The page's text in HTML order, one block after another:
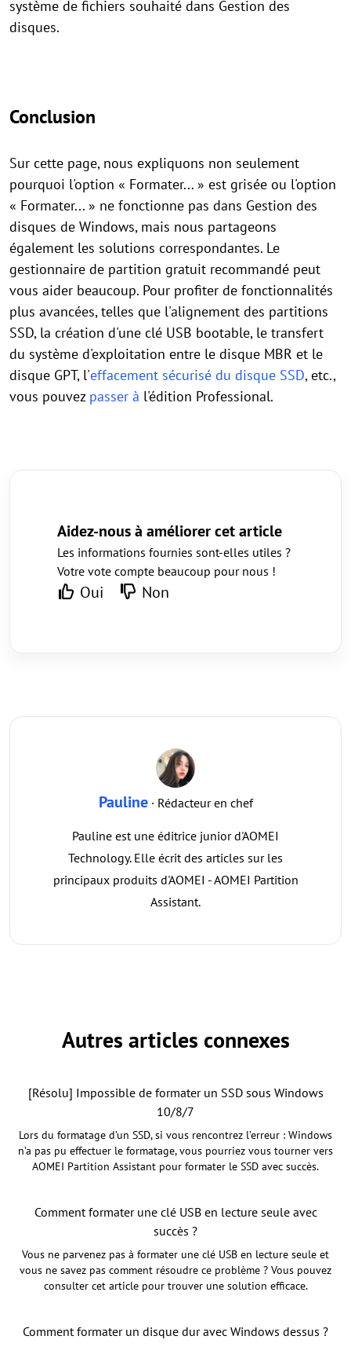
système de fichiers souhaité dans Gestion des
disques.
Conclusion
Sur cette page, nous expliquons non seulement
pourquoi l'option « Formater... » est grisée ou l'option
« Formater... » ne fonctionne pas dans Gestion des
disques de Windows, mais nous partageons
également les solutions correspondantes. Le
gestionnaire de partition gratuit recommandé peut
vous aider beaucoup. Pour profiter de fonctionnalités
plus avancées, telles que l'alignement des partitions
SSD, la création d'une clé USB bootable, le transfert
du système d'exploitation entre le disque MBR et le
disque GPT, l'effacement sécurisé du disque SSD, etc.,
vous pouvez passer à l'édition Professional.
Aidez-nous à améliorer cet article
Les informations fournies sont-elles utiles ?
Votre vote compte beaucoup pour nous !
Oui Non
Pauline· Rédacteur en chef
Pauline est une éditrice junior d'AOMEI
Technology. Elle écrit des articles sur les
principaux produits d'AOMEI - AOMEI Partition
Assistant.
Autres articles connexes
[Résolu] Impossible de formater un SSD sous Windows
10/8/7
Lors du formatage d’un SSD, si vous rencontrez l’erreur : Windows
n’a pas pu effectuer le formatage, vous pourriez vous tourner vers
AOMEI Partition Assistant pour formater le SSD avec succès.
Comment formater une clé USB en lecture seule avec
succès ?
Vous ne parvenez pas à formater une clé USB en lecture seule et
vous ne savez pas comment résoudre ce problème ? Vous pouvez
consulter cet article pour trouver une solution efficace.
Comment formater un disque dur avec Windows dessus ?